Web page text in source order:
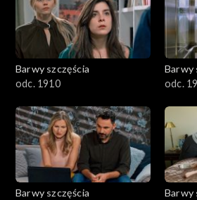
Barwy szczęścia
odc. 1910
Barwy
odc.
Barwy szczęścia
Barwy